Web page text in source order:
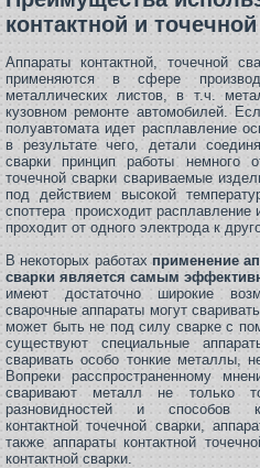
контактной и
Аппараты контактной, точечной
применяются в сфере
металлических листов, в т.ч.
кузовном ремонте автомобилей.
полуавтомата идет расплавление
в результате чего, детали
сварки принцип работы немного
точечной сварки свариваемые
под действием высокой
споттера происходит расплавление
проходит от одного электрода к
В некоторых работах применение
сварки является самым
имеют достаточно широкие
сварочные аппараты могут
может быть не под силу сварке с
существуют специальные
сваривать особо тонкие металлы,
Вопреки расспространенному
сваривают металл не только
разновидностей и способов
контактной точечной сварки,
также аппараты контактной
контактной сварки.